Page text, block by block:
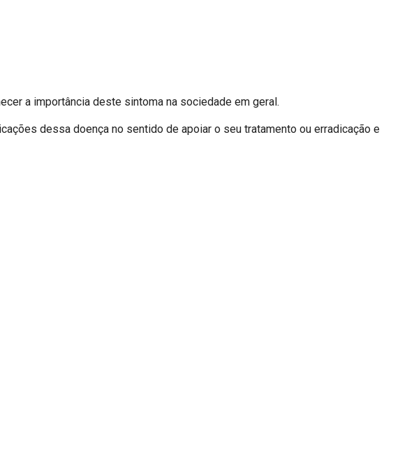
a importância deste sintoma na sociedade em geral.
dessa doença no sentido de apoiar o seu tratamento ou erradicação e